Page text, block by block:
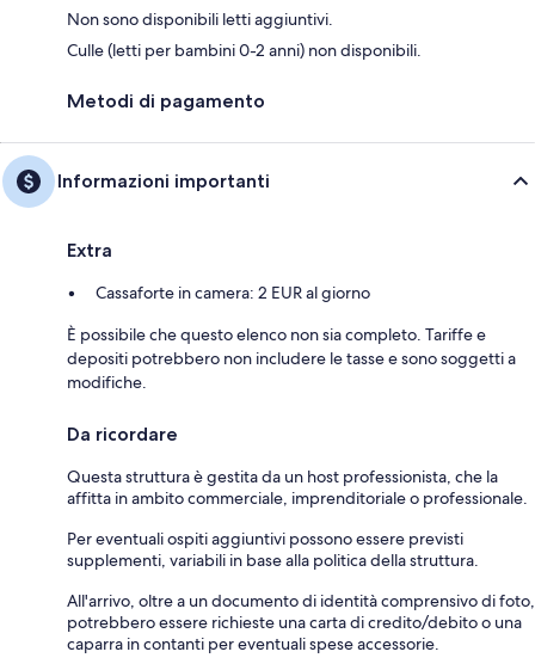
Non sono disponibili letti aggiuntivi.
Culle (letti per bambini 0-2 anni) non disponibili.
Metodi di pagamento
Informazioni importanti
Extra
Cassaforte in camera: 2 EUR al giorno
È possibile che questo elenco non sia completo. Tariffe e
depositi potrebbero non includere le tasse e sono soggetti a
modifiche.
Da ricordare
Questa struttura è gestita da un host professionista, che la
affitta in ambito commerciale, imprenditoriale o professionale.
Per eventuali ospiti aggiuntivi possono essere previsti
supplementi, variabili in base alla politica della struttura.
All'arrivo, oltre a un documento di identità comprensivo di foto,
potrebbero essere richieste una carta di credito/debito o una
caparra in contanti per eventuali spese accessorie.